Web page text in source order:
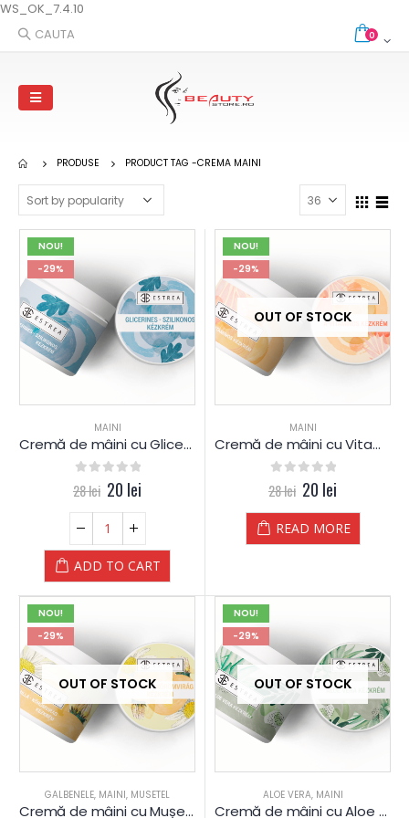
WS_OK_7.4.10
CAUTA
0
PRODUSE PRODUCT TAG -CREMA MAINI
NOU!
-29%
MAINI
Cremă de mâini cu Glicerină-Silicon
out of 5
28lei 20 lei
ADD TO CART
NOU!
-29%
OUT OF STOCK
MAINI
Cremă de mâini cu Vitamina A
out of 5
28lei 20 lei
READ MORE
NOU!
-29%
OUT OF STOCK
GALBENELE, MAINI, MUSETEL
Cremă de mâini cu Mușețel și Gălbenele
NOU!
-29%
OUT OF STOCK
ALOE VERA, MAINI
Cremă de mâini cu Aloe Vera